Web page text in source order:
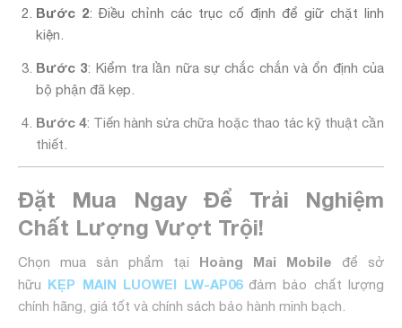
Bước 2: Điều chỉnh các trục cố định để giữ chặt linh
kiện.
Bước 3: Kiểm tra lần nữa sự chắc chắn và ổn định của
bộ phận đã kẹp.
Bước 4: Tiến hành sửa chữa hoặc thao tác kỹ thuật cần
thiết.
Đặt Mua Ngay Để Trải Nghiệm
Chất Lượng Vượt Trội!
Chọn mua sản phẩm tại Hoàng Mai Mobile để sở
hữu KẸP MAIN LUOWEI LW-AP06đảm bảo chất lượng
chính hãng, giá tốt và chính sách bảo hành minh bạch.